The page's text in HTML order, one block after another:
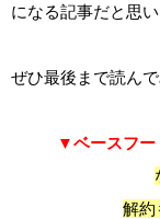
になる記事だと思い
ぜひ最後まで読んで
▼ベースフー
解約